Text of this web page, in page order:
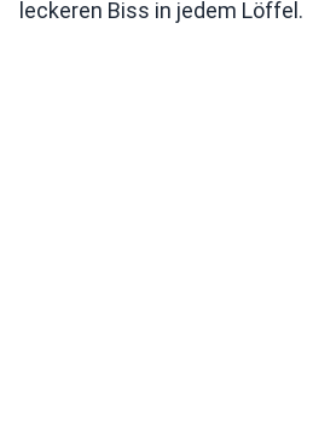
leckeren Biss in jedem Löffel.